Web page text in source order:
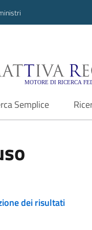
Semplice
dei risultati